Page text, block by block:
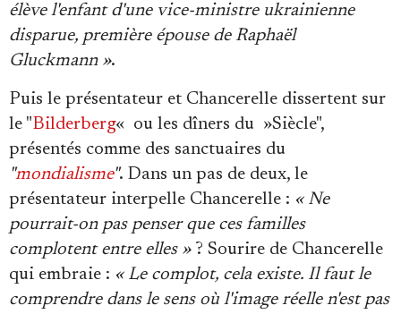
élève l'enfant d'une vice-ministre ukrainienne
disparue, première épouse de Raphaël
Gluckmann ».
Puis le présentateur et Chancerelle dissertent sur
le "Bilderberg« ou les dîners du »Siècle",
présentés comme des sanctuaires du
"mondialisme". Dans un pas de deux, le
présentateur interpelle Chancerelle : « Ne
pourrait-on pas penser que ces familles
complotent entre elles »? Sourire de Chancerelle
qui embraie : « Le complot, cela existe. Il faut le
comprendre dans le sens où l'image réelle n'est pas